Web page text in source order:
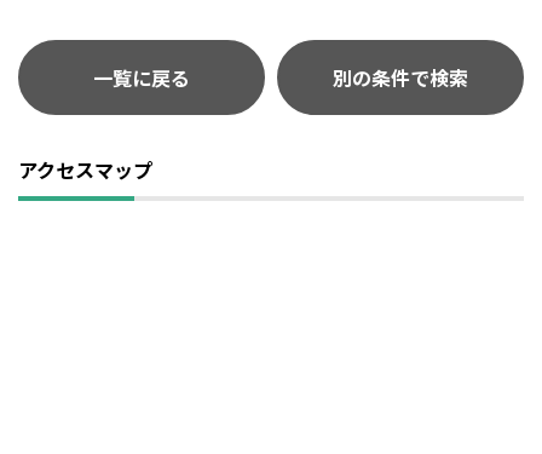
一覧に戻る 別の条件で検索
アクセスマップ